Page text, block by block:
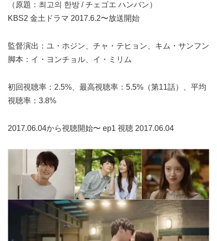
（原題：최고의 한방 / チェゴエ ハンバン）
KBS2 金土ドラマ 2017.6.2〜放送開始
監督演出：ユ・ホジン、チャ・テヒョン、キム・サンフン
脚本：イ・ヨンチョル、イ・ミリム
初回視聴率：2.5%、最高視聴率：5.5%（第11話）、平均
視聴率：3.8%
2017.06.04から視聴開始〜 ep1 視聴 2017.06.04